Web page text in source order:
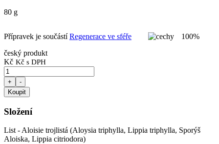
80 g
Přípravek je součástíRegenerace ve sféře
100%
český produkt
Kč Kč s DPH
+
-
Koupit
Složení
List - Aloisie trojlistá (Aloysia triphylla, Lippia triphylla, Sporýš
Aloiska, Lippia citriodora)